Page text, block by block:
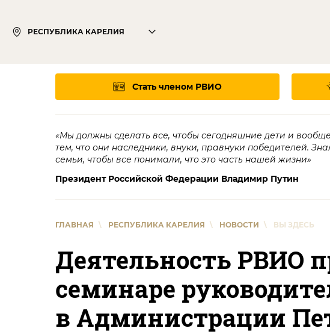
РЕСПУБЛИКА КАРЕЛИЯ
Стать членом РВИО
«Мы должны сделать все, чтобы сегодняшние дети и
тем, что они наследники, внуки, правнуки победителей.
семьи, чтобы все понимали, что это часть нашей жизни»
Президент Российской Федерации Владимир Путин
ГЛАВНАЯ \ РЕСПУБЛИКА КАРЕЛИЯ \ НОВОСТИ \ ВЫ ЗДЕСЬ
Деятельность РВИО
семинаре
в Администрации